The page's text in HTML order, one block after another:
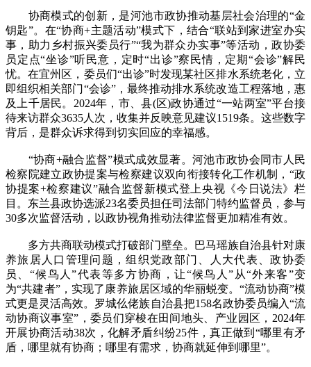
协商模式的创新，是河池市政协推动基层社会治理的“金
钥匙”。在“协商+主题活动”模式下，结合“联站到家进室办实
事，助力乡村振兴委员行”“我为群众办实事”等活动，政协委
员定点“坐诊”听民意，定时“出诊”察民情，定期“会诊”解民
忧。在宜州区，委员们“出诊”时发现某社区排水系统老化，立
即组织相关部门“会诊”，最终推动排水系统改造工程落地，惠
及上千居民。2024年，市、县(区)政协通过“一站两室”平台接
待来访群众3635人次，收集并反映意见建议1519条。这些数字
背后，是群众诉求得到切实回应的幸福感。
“协商+融合监督”模式成效显著。河池市政协会同市人民
检察院建立政协提案与检察建议双向衔接转化工作机制，“政
协提案+检察建议”融合监督新模式登上央视《今日说法》栏
目。东兰县政协选派23名委员担任司法部门特约监督员，参与
30多次监督活动，以政协视角推动法律监督更加精准有效。
多方共商联动模式打破部门壁垒。巴马瑶族自治县针对康
养旅居人口管理问题，组织党政部门、人大代表、政协委
员、“候鸟人”代表等多方协商，让“候鸟人”从“外来客”变
为“共建者”，实现了康养旅居区域的华丽蜕变。“流动协商”模
式更是灵活高效。罗城仫佬族自治县把158名政协委员编入“流
动协商议事室”，委员们穿梭在田间地头、产业园区，2024年
开展协商活动38次，化解矛盾纠纷25件，真正做到“哪里有矛
盾，哪里就有协商；哪里有需求，协商就延伸到哪里”。